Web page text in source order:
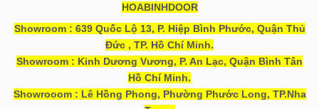
HOABINHDOOR
Showroom : 639 Quốc Lộ 13, P. Hiệp Bình Phước, Quận Thủ
Đức , TP. Hồ Chí Minh.
Showroom : Kinh Dương Vương, P. An Lạc, Quận Bình Tân
Hồ Chí Minh.
Showrooom : Lê Hồng Phong, Phường Phước Long, TP.Nha